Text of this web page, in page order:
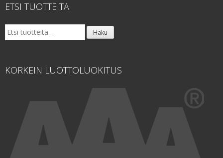
ETSI TUOTTEITA
Etsi: Haku
KORKEIN LUOTTOLUOKITUS